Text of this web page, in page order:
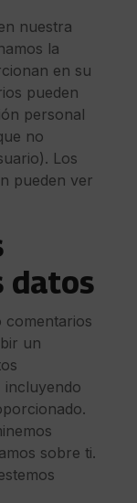
nuestra
la
en su
pueden
personal
no
Los
pueden ver
datos
comentarios
un
incluyendo
sobre ti.